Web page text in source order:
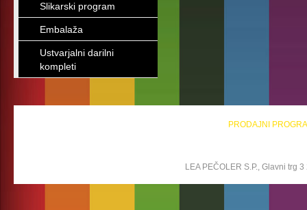
Slikarski program
Embalaža
Ustvarjalni darilni
kompleti
PRODAJNI
LEA PEČOLER S.P., Glavni trg